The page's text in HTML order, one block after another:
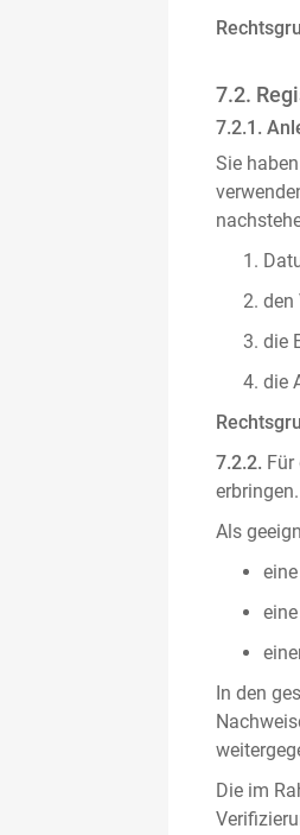
7.2.
7.2.1.
Sie
den
die
die
7.2.2. Für
Als
In den
Die im